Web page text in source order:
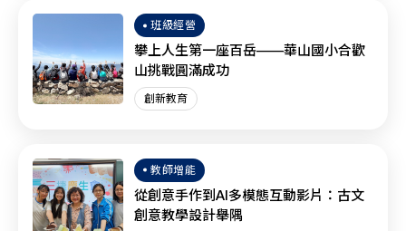
班級經營
攀上人生第一座百岳——華山國小合歡
山挑戰圓滿成功
創新教育
教師增能
從創意手作到AI多模態互動影片：古文
創意教學設計舉隅